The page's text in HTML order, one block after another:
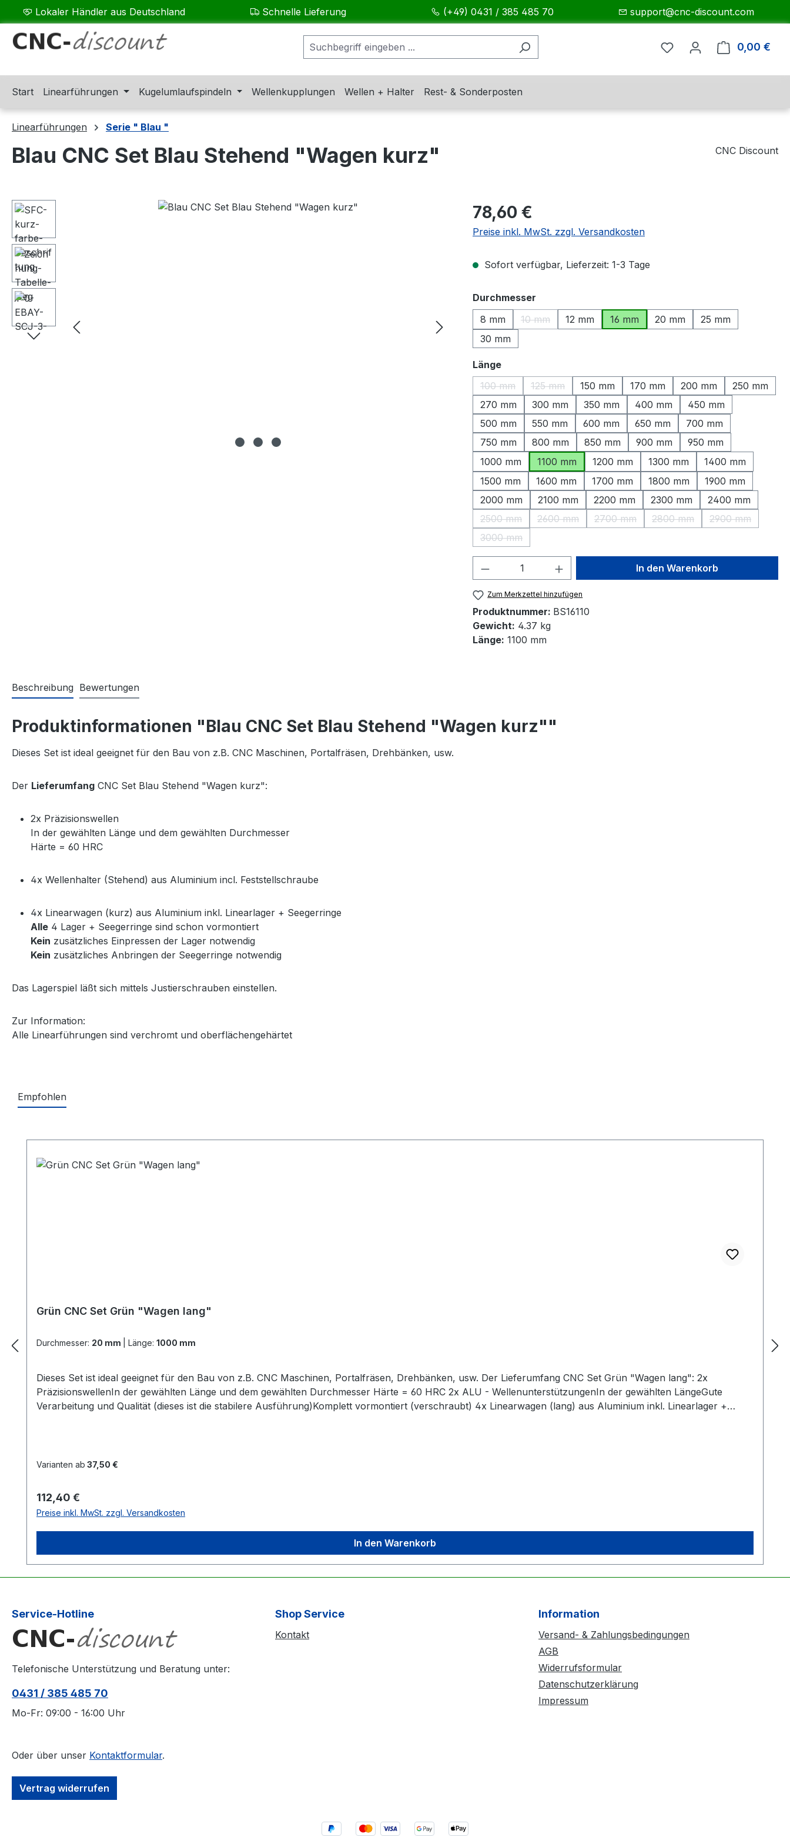
Hauptinhalt springen
Zur Suche springen
Zur Hauptnavigation springen
Lokaler Händler aus Deutschland Schnelle Lieferung (+49) 0431 / 385 485 70 support@cnc-discount.com
0,00 €
Start Linearführungen Kugelumlaufspindeln Wellenkupplungen Wellen + Halter Rest- & Sonderposten
Linearführungen Serie " Blau "
Blau CNC Set Blau Stehend "Wagen kurz" CNC Discount
Bildergalerie überspringen Regulärer Preis:
78,60 €
Preise inkl. MwSt. zzgl. Versandkosten
Sofort verfügbar, Lieferzeit: 1-3 Tage
Durchmesser
8 mm
10 mm
(Diese Option ist zurzeit nicht verfügbar.)
12 mm 16 mm 20 mm
25 mm
30 mm
Längeauswählen
100 mm
(Diese Option ist zurzeit nicht verfügbar.)
125 mm
(Diese Option ist zurzeit nicht verfügbar.)
150 mm 170 mm 200 mm
250 mm
270 mm
300 mm 350 mm 400 mm
450 mm
500 mm
550 mm 600 mm 650 mm
700 mm
750 mm
800 mm 850 mm 900 mm
950 mm
1000 mm
1100 mm 1200 mm 1300 mm
1400 mm
1500 mm
1600 mm 1700 mm 1800 mm
1900 mm
2000 mm
2100 mm 2200 mm 2300 mm
2400 mm
2500 mm
(Diese Option ist zurzeit nicht verfügbar.)
2600 mm
(Diese Option ist zurzeit nicht verfügbar.)
2700 mm
(Diese Option ist zurzeit nicht verfügbar.)
2800 mm
(Diese Option ist zurzeit nicht
2900 mm
(Diese Option
3000 mm
(Diese Option ist zurzeit nicht verfügbar.)
Produkt Anzahl: Gib den gewünschten Wert
In den Warenkorb
Zum Merkzettel hinzufügen
Produktnummer: BS16110
Gewicht: 4.37 kg
Länge: 1100 mm
Beschreibung Bewertungen
Produktinformationen "Blau CNC Set Blau Stehend "Wagen kurz""
Dieses Set ist ideal geeignet für den Bau von z.B. CNC Maschinen, Portalfräsen, Drehbänken, usw.
Der Lieferumfang CNC Set Blau Stehend "Wagen kurz":
2x Präzisionswellen
In der gewählten Länge und dem gewählten Durchmesser
Härte = 60 HRC
4x Wellenhalter (Stehend) aus Aluminium incl. Feststellschraube
4x Linearwagen (kurz) aus Aluminium inkl. Linearlager + Seegerringe
Alle 4 Lager + Seegerringe sind schon vormontiert
Kein zusätzliches Einpressen der Lager notwendig
Kein zusätzliches Anbringen der Seegerringe notwendig
Das Lagerspiel läßt sich mittels Justierschrauben einstellen.
Zur Information:
Alle Linearführungen sind verchromt und oberflächengehärtet
Empfohlen
Grün CNC Set Grün "Wagen lang"
Durchmesser: 20 mm Länge: 1000 mm
Dieses Set ist ideal geeignet für den Bau von z.B. CNC Maschinen, Portalfräsen, Drehbänken, usw. Der Lieferumfang CNC Set Grün "Wagen lang": 2x
PräzisionswellenIn der gewählten Länge und dem gewählten Durchmesser Härte = 60 HRC 2x ALU - WellenunterstützungenIn der gewählten LängeGute
Verarbeitung und Qualität (dieses ist die stabilere Ausführung)Komplett vormontiert (verschraubt) 4x Linearwagen (lang) aus Aluminium inkl. Linearlager +
Varianten ab 37,50 €
Regulärer Preis:
112,40 €
Preise inkl. MwSt. zzgl. Versandkosten
In den Warenkorb
Service-Hotline
Telefonische Unterstützung und Beratung unter:
0431 / 385 485 70
Mo-Fr: 09:00 - 16:00 Uhr
Oder über unser Kontaktformular.
Vertrag widerrufen
Shop Service
Kontakt
Information
Versand- & Zahlungsbedingungen
AGB
Widerrufsformular
Datenschutzerklärung
Impressum